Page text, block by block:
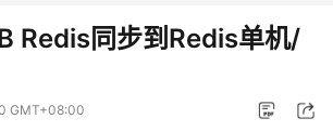
Redis同步到Redis单机/
GMT+08:00